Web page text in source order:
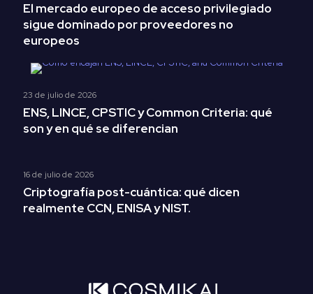
El mercado europeo de acceso privilegiado
sigue dominado por proveedores no
europeos
23 de julio de 2026
ENS, LINCE, CPSTIC y Common Criteria: qué
son y en qué se diferencian
16 de julio de 2026
Criptografía post-cuántica: qué dicen
realmente CCN, ENISA y NIST.